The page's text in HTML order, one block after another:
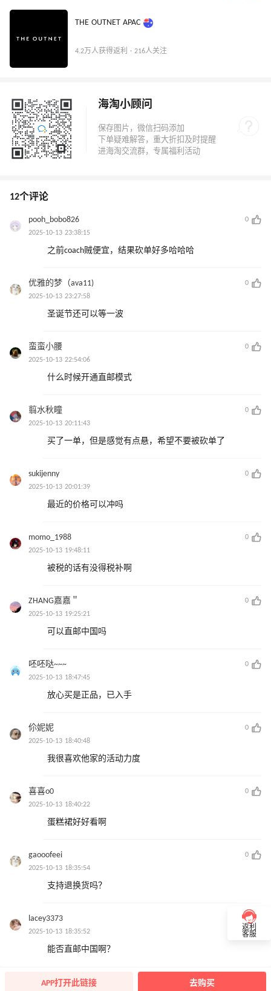
THE OUTNET APAC
4.2万人获得返利 · 216人关注
海淘小顾问
12个评论
pooh_bobo826
0
2025-10-13 23:38:15
之前coach贼便宜，结果砍单好多哈哈哈
优雅的梦（ava11)
0
2025-10-13 23:27:58
圣诞节还可以等一波
蛮蛮小腰
0
2025-10-13 22:54:06
什么时候开通直邮模式
翦水秋瞳
0
2025-10-13 20:11:43
买了一单，但是感觉有点悬，希望不要被砍单了
sukijenny
0
2025-10-13 20:01:39
最近的价格可以冲吗
momo_1988
0
2025-10-13 19:48:11
被税的话有没得税补啊
ZHANG嘉嘉＂
0
2025-10-13 19:25:21
可以直邮中国吗
呸呸哒~~~
0
2025-10-13 18:47:45
放心买是正品，已入手
伱妮妮
0
2025-10-13 18:40:48
我很喜欢他家的活动力度
喜喜o0
0
2025-10-13 18:40:22
蛋糕裙好好看啊
gaooofeei
0
2025-10-13 18:35:54
支持退换货吗？
lacey3373
0
2025-10-13 18:35:52
能否直邮中国啊？
返利
客服
APP打开此链接 去购买